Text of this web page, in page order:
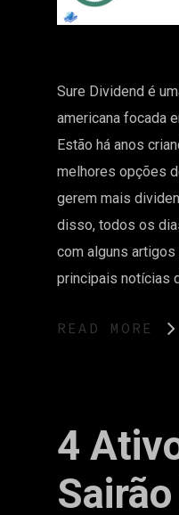
Sure Dividend é
americana focada
Estão há anos
melhores opções
gerem mais
disso, todos os
com alguns
principais notícias
READ MORE
4
Sairão